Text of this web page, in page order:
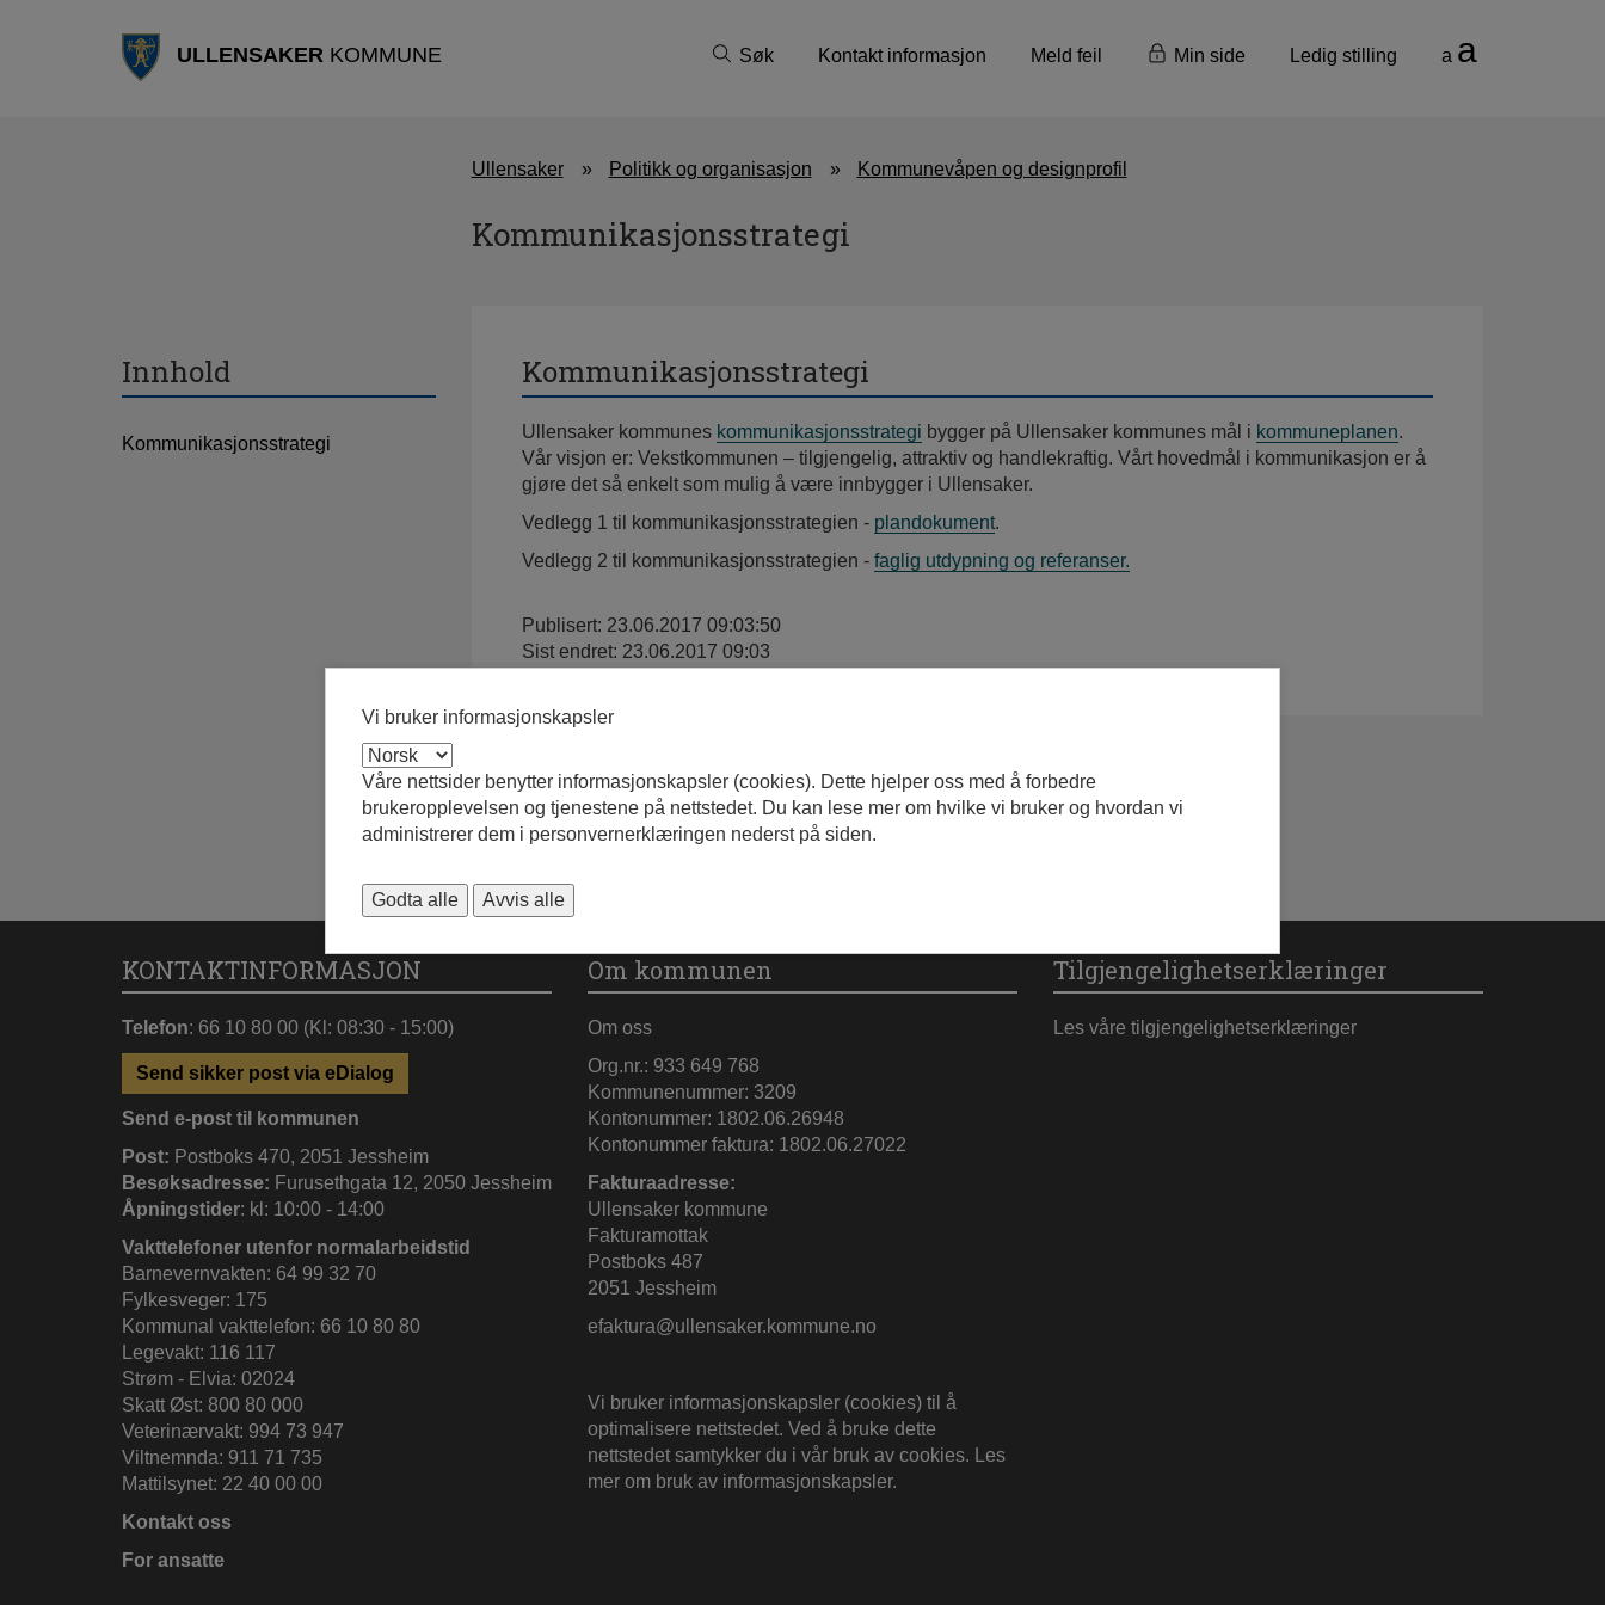
ULLENSAKERKOMMUNE Søk Kontakt informasjon Meld feil Min side Ledig stilling a a
Ullensaker Politikk og organisasjon Kommunevåpen og designprofil
Kommunikasjonsstrategi
Innhold
Kommunikasjonsstrategi
Kommunikasjonsstrategi
Ullensaker kommunes kommunikasjonsstrategi bygger på Ullensaker kommunes mål i kommuneplanen.
Vår visjon er: Vekstkommunen – tilgjengelig, attraktiv og handlekraftig. Vårt hovedmål i kommunikasjon er å
gjøre det så enkelt som mulig å være innbygger i Ullensaker.
Vedlegg 1 til kommunikasjonsstrategien - plandokument.
Vedlegg 2 til kommunikasjonsstrategien - faglig utdypning og referanser.
Publisert: 23.06.2017 09:03:50
Sist endret: 23.06.2017 09:03
KONTAKTINFORMASJON
Telefon: 66 10 80 00 (Kl: 08:30 - 15:00)
Send sikker post via eDialog
Send e-post til kommunen
Post: Postboks 470, 2051 Jessheim
Besøksadresse: Furusethgata 12, 2050 Jessheim
Åpningstider: kl: 10:00 - 14:00
Vakttelefoner utenfor normalarbeidstid
Barnevernvakten: 64 99 32 70
Fylkesveger: 175
Kommunal vakttelefon: 66 10 80 80
Legevakt: 116 117
Strøm - Elvia: 02024
Skatt Øst: 800 80 000
Veterinærvakt: 994 73 947
Viltnemnda: 911 71 735
Mattilsynet: 22 40 00 00
Kontakt oss
For ansatte
Om kommunen
Om oss
Org.nr.: 933 649 768
Kommunenummer: 3209
Kontonummer: 1802.06.26948
Kontonummer faktura: 1802.06.27022
Fakturaadresse:
Ullensaker kommune
Fakturamottak
Postboks 487
2051 Jessheim
efaktura@ullensaker.kommune.no
Vi bruker informasjonskapsler (cookies) til å
optimalisere nettstedet. Ved å bruke dette
nettstedet samtykker du i vår bruk av cookies.
Les
mer om bruk av informasjonskapsler.
Tilgjengelighetserklæringer
Les våre tilgjengelighetserklæringer
Vi bruker informasjonskapsler
Våre nettsider benytter informasjonskapsler (cookies). Dette hjelper oss med å forbedre
brukeropplevelsen og tjenestene på nettstedet. Du kan lese mer om hvilke vi bruker og hvordan vi
administrerer dem i personvernerklæringen nederst på siden.
Godta alle Avvis alle